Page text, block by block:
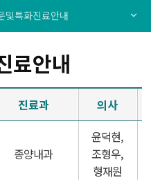
및특화진료안내
진소개
/전문및특화진료안내
료안내
진료과 의사
종양내과
윤덕현,
조형우,
형재원